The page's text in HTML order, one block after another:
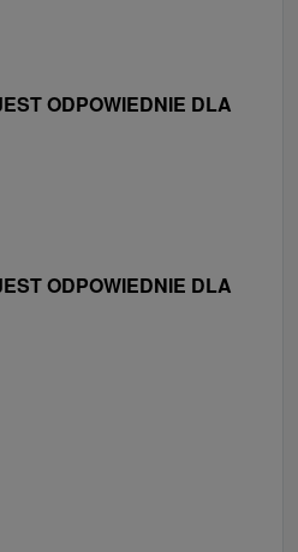
ODPOWIEDNIE DLA
ODPOWIEDNIE DLA